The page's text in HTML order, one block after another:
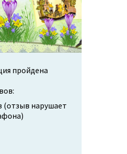
пройдена
(отзыв нарушает